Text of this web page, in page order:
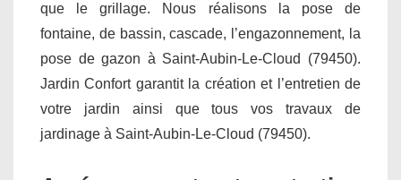
que le grillage. Nous réalisons la pose de
fontaine, de bassin, cascade, l’engazonnement, la
pose de gazon à Saint-Aubin-Le-Cloud (79450).
Jardin Confort garantit la création et l’entretien de
votre jardin ainsi que tous vos travaux de
jardinage à Saint-Aubin-Le-Cloud (79450).